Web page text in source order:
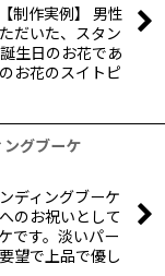
制作実例】 男性
だいた、スタン
生日のお花であ
お花のスイトピ
グブーケ
ディングブーケ
のお祝いとして
です。淡いパー
望で上品で優し